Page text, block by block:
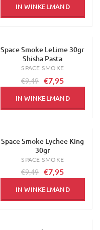
IN WINKELMAND
-16%
Space Smoke LeLime 30gr
Shisha Pasta
SPACE SMOKE
€9,49 €7,95
IN WINKELMAND
-16%
Space Smoke Lychee King
30gr
SPACE SMOKE
€9,49 €7,95
IN WINKELMAND